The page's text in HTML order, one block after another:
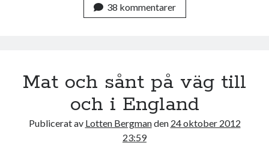
38 kommentarer
Mat och sånt på väg till
och i England
Publicerat av Lotten Bergmanden 24 oktober 2012
23:59